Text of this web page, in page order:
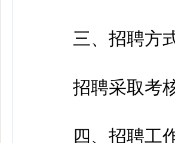
三、招聘方
招聘采取考核
四、招聘工